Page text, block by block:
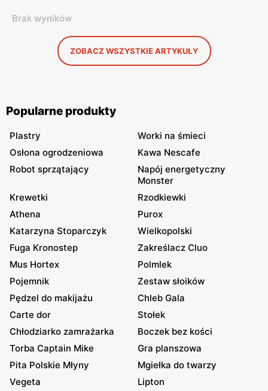
Brak wyników
ZOBACZ WSZYSTKIE ARTYKUŁY
Popularne produkty
Plastry
Worki na śmieci
Osłona ogrodzeniowa
Kawa Nescafe
Robot sprzątający
Napój energetyczny
Monster
Krewetki
Rzodkiewki
Athena
Purox
Katarzyna Stoparczyk
Wielkopolski
Fuga Kronostep
Zakreślacz Cluo
Mus Hortex
Polmlek
Pojemnik
Zestaw słoików
Pędzel do makijażu
Chleb Gala
Carte dor
Stołek
Chłodziarko zamrażarka
Boczek bez kości
Torba Captain Mike
Gra planszowa
Pita Polskie Młyny
Mgiełka do twarzy
Vegeta
Lipton